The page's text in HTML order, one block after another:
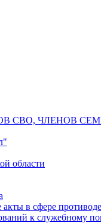
СВО, ЧЛЕНОВ
области
в сфере
к служебному